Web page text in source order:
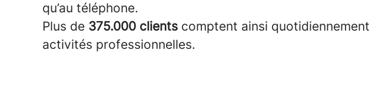
qu’au téléphone.
Plus de 375.000 clients comptent ainsi
activités professionnelles.